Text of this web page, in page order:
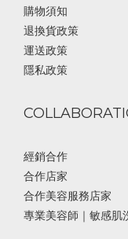
購物須知
退換貨政策
運送政策
隱私政策
經銷合作
合作店家
合作美容服務店家
專業美容師｜敏感肌